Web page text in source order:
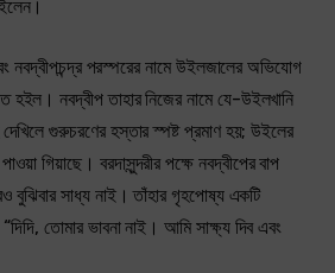
নবদ্বীপচন্দ্র পরস্পরের নামে উইলজালের অভিযোগ
হইল। নবদ্বীপ তাহার নিজের নামে যে-উইলখানি
দেখিলে গুরুচরণের হস্তার স্পষ্ট প্রমাণ হয়; উইলের
গিয়াছে। বরদাসুন্দরীর পক্ষে নবদ্বীপের বাপ
বুঝিবার সাধ্য নাই। তাঁহার গৃহপোষ্য একটি
তোমার ভাবনা নাই। আমি সাক্ষ্য দিব এবং